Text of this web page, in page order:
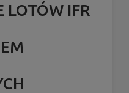
LOTÓW IFR